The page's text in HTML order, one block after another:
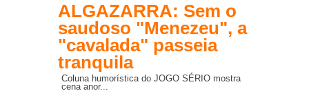
ALGAZARRA: Sem o
saudoso "Menezeu", a
"cavalada" passeia
tranquila
Coluna humorística do JOGO SÉRIO mostra
cena anor...